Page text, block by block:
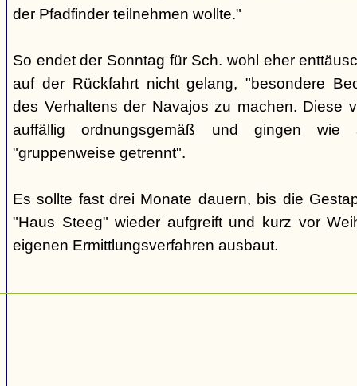
der Pfadfinder teilnehmen wollte."
So endet der Sonntag für Sch. wohl eher
auf der Rückfahrt nicht gelang, "besondere
des Verhaltens der Navajos zu machen. Diese
auffällig ordnungsgemäß und gingen wie
"gruppenweise getrennt".
Es sollte fast drei Monate dauern, bis die
"Haus Steeg" wieder aufgreift und kurz vor
eigenen Ermittlungsverfahren ausbaut.